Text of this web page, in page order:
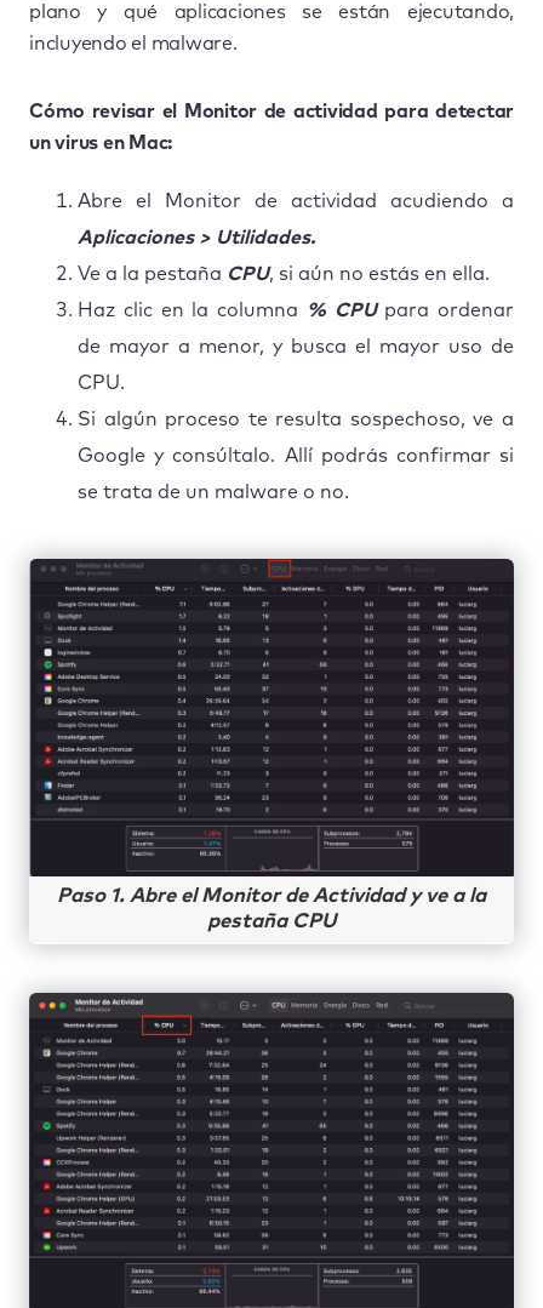
plano y qué aplicaciones se están ejecutando,
incluyendo el malware.
Cómo revisar el Monitor de actividad para detectar
un virus en Mac:
Abre el Monitor de actividad acudiendo a
Aplicaciones > Utilidades.
Ve a la pestaña CPU, si aún no estás en ella.
Haz clic en la columna
% CPUpara ordenar
de mayor a menor, y busca el mayor uso de
CPU.
Si algún proceso te resulta sospechoso, ve a
Google y consúltalo. Allí podrás confirmar si
se trata de un malware o no.
Paso 1. Abre el Monitor de Actividad y ve a la
pestaña CPU